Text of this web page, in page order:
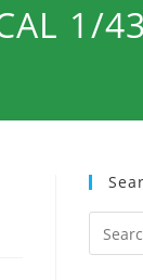
1/